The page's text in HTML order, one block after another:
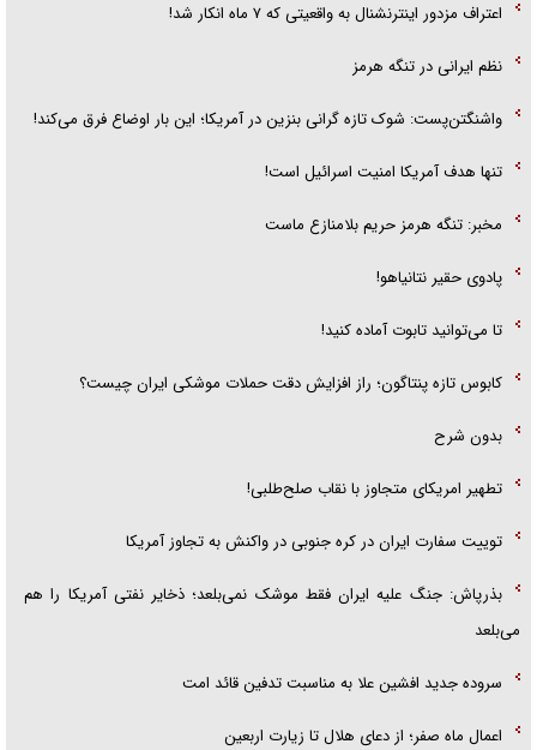
اعتراف مزدور اینترنشنال به واقعیتی که ۷ ماه انکار شد!
نظم ایرانی در تنگه هرمز
واشنگتن‌پست: شوک تازه گرانی بنزین در آمریکا؛ این بار اوضاع فرق می‌کند!
تنها هدف آمریکا امنیت اسرائیل است!
مخبر: تنگه هرمز حریم بلامنازع ماست
پادوی حقیر نتانیاهو!
تا می‌توانید تابوت آماده کنید!
کابوس تازه پنتاگون؛ راز افزایش دقت حملات موشکی ایران چیست؟
بدون شرح
تطهیر امریکای متجاوز با نقاب صلح‌طلبی!
توییت سفارت ایران در کره جنوبی در واکنش به تجاوز آمریکا
بذرپاش: ‏جنگ علیه ایران فقط موشک نمی‌بلعد؛ ذخایر نفتی آمریکا را هم
می‌بلعد
سروده جدید افشین علا به مناسبت تدفین قائد امت
اعمال ماه صفر؛ از دعای هلال تا زیارت اربعین